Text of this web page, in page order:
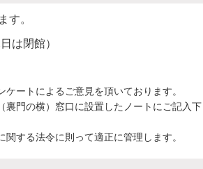
す。
は閉館）
ートによるご意見を頂いております。
門の横）窓口に設置したノートにご記入
する法令に則って適正に管理します。